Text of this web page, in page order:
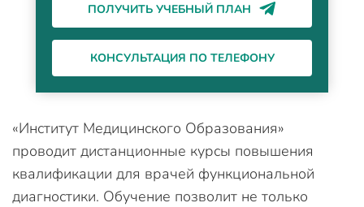
ПОЛУЧИТЬ УЧЕБНЫЙ ПЛАН
КОНСУЛЬТАЦИЯ ПО ТЕЛЕФОНУ
«Институт Медицинского Образования»
проводит дистанционные курсы повышения
квалификации для врачей функциональной
диагностики. Обучение позволит не только